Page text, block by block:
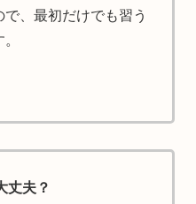
、最初だけでも習う
丈夫？